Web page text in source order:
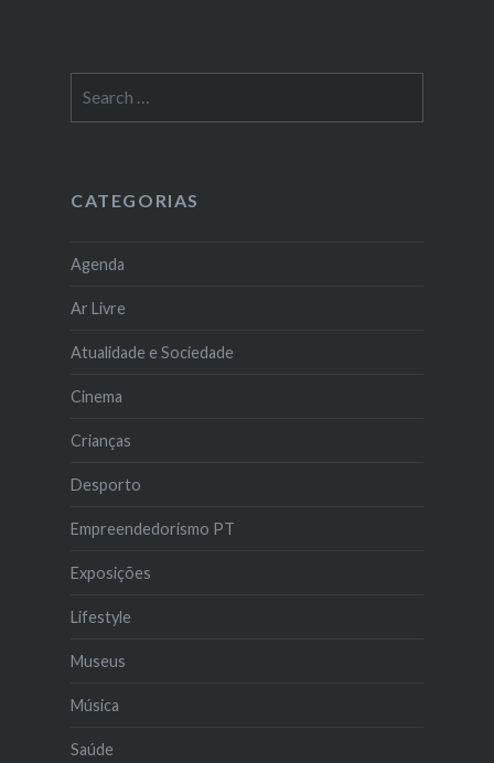
for:
CATEGORIAS
Agenda
Ar Livre
Atualidade e Sociedade
Cinema
Crianças
Desporto
Empreendedorismo PT
Exposições
Lifestyle
Museus
Música
Saúde